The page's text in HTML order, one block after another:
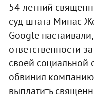
54-летний
суд штата Минас-
Google
ответственности
своей социальной
обвинил компанию
выплатить